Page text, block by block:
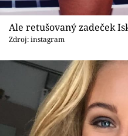
Ale retušovaný zadeček
Zdroj: instagram